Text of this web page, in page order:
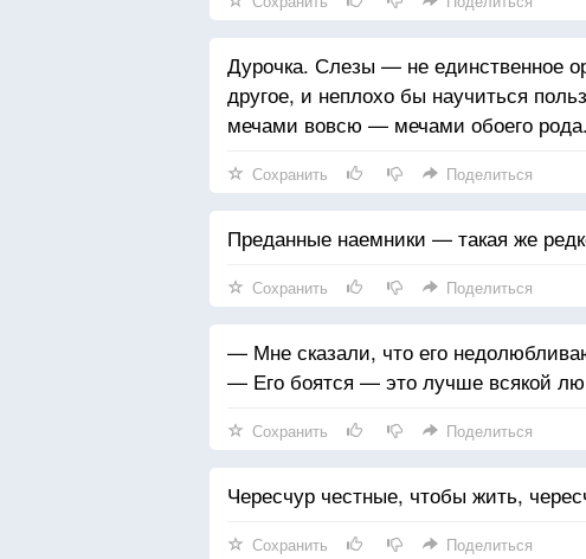
Дурочка. Слезы — не единственное
другое, и неплохо бы научиться
мечами вовсю — мечами обоего рода.
Сохранить Поделиться
Преданные наемники — такая же
Сохранить Поделиться
— Мне сказали, что его
— Его боятся — это лучше всякой
Сохранить Поделиться
Чересчур честные, чтобы жить,
Сохранить Поделиться